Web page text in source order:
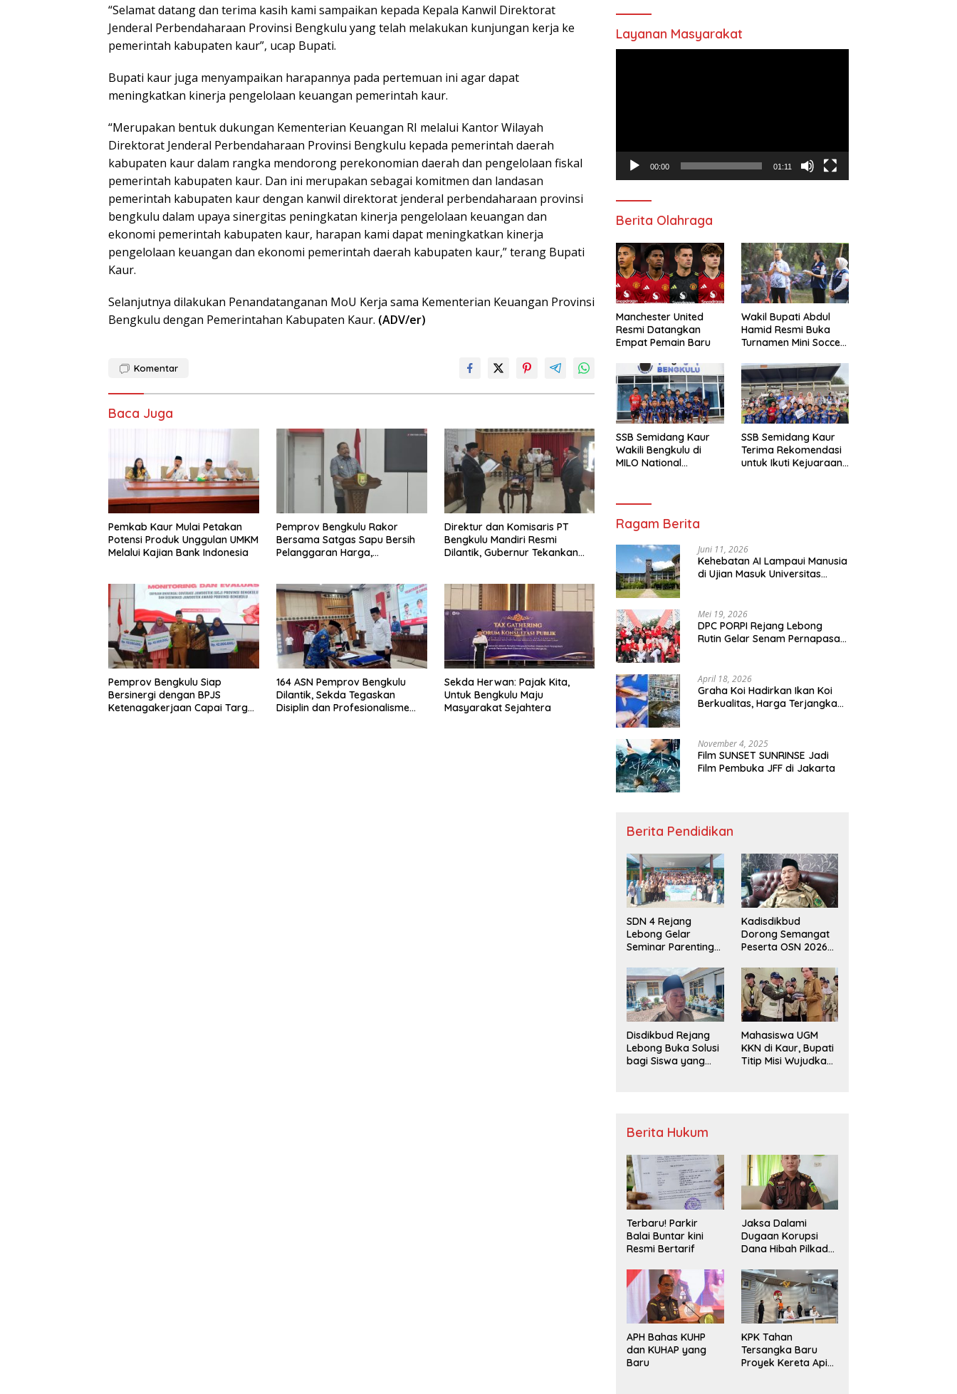
“Selamat datang dan terima kasih kami sampaikan kepada Kepala Kanwil Direktorat
Jenderal Perbendaharaan Provinsi Bengkulu yang telah melakukan kunjungan kerja ke
pemerintah kabupaten kaur”, ucap Bupati.
Bupati kaur juga menyampaikan harapannya pada pertemuan ini agar dapat
meningkatkan kinerja pengelolaan keuangan pemerintah kaur.
“Merupakan bentuk dukungan Kementerian Keuangan RI melalui Kantor Wilayah
Direktorat Jenderal Perbendaharaan Provinsi Bengkulu kepada pemerintah daerah
kabupaten kaur dalam rangka mendorong perekonomian daerah dan pengelolaan fiskal
pemerintah kabupaten kaur. Dan ini merupakan sebagai komitmen dan landasan
pemerintah kabupaten kaur dengan kanwil direktorat jenderal perbendaharaan provinsi
bengkulu dalam upaya sinergitas peningkatan kinerja pengelolaan keuangan dan
ekonomi pemerintah kabupaten kaur, harapan kami dapat meningkatkan kinerja
pengelolaan keuangan dan ekonomi pemerintah daerah kabupaten kaur,” terang Bupati
Kaur.
Selanjutnya dilakukan Penandatanganan MoU Kerja sama Kementerian Keuangan Provinsi
Bengkulu dengan Pemerintahan Kabupaten Kaur. (ADV/er)
Komentar
Baca Juga
Pemkab Kaur Mulai Petakan
Potensi Produk Unggulan UMKM
Melalui Kajian Bank Indonesia
Pemprov Bengkulu Rakor
Bersama Satgas Sapu Bersih
Pelanggaran Harga,
Sorotan
Direktur dan Komisaris PT
Bengkulu Mandiri Resmi
Dilantik, Gubernur Tekankan
Pemprov Bengkulu Siap
Bersinergi dengan BPJS
Ketenagakerjaan Capai Target
164 ASN Pemprov Bengkulu
Dilantik, Sekda Tegaskan
Disiplin dan Profesionalisme
Sekda Herwan: Pajak Kita,
Untuk Bengkulu Maju
Masyarakat Sejahtera
Layanan Masyarakat
00:00 01:11
Berita Olahraga
Manchester United
Resmi Datangkan
Empat Pemain Baru
Wakil Bupati Abdul
Hamid Resmi Buka
Turnamen Mini Soccer
SSB Semidang Kaur
Wakili Bengkulu di
MILO National
SSB Semidang Kaur
Terima Rekomendasi
untuk Ikuti Kejuaraan
Ragam Berita
Juni 11, 2026
Kehebatan AI Lampaui Manusia
di Ujian Masuk Universitas
Mei 19, 2026
DPC PORPI Rejang Lebong
Rutin Gelar Senam Pernapasan
April 18, 2026
Graha Koi Hadirkan Ikan Koi
Berkualitas, Harga Terjangkau
November 4, 2025
Film SUNSET SUNRINSE Jadi
Film Pembuka JFF di Jakarta
Berita Pendidikan
SDN 4 Rejang
Lebong Gelar
Seminar Parenting
Bullying,
Kadisdikbud: Patut
Jadi Contoh
Kadisdikbud
Dorong Semangat
Peserta OSN 2026
Disdikbud Rejang
Lebong Buka Solusi
bagi Siswa yang
Mahasiswa UGM
KKN di Kaur, Bupati
Titip Misi Wujudkan
Berita Hukum
Terbaru! Parkir
Balai Buntar kini
Resmi Bertarif
Jaksa Dalami
Dugaan Korupsi
Dana Hibah Pilkada
Kaur
APH Bahas KUHP
dan KUHAP yang
Baru
KPK Tahan
Tersangka Baru
Proyek Kereta Api